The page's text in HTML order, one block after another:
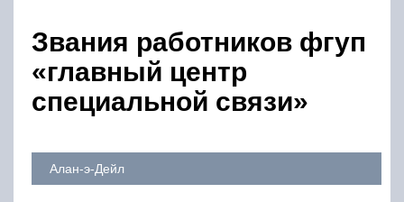
Звания работников фгуп
«главный центр
специальной связи»
Алан-э-Дейл